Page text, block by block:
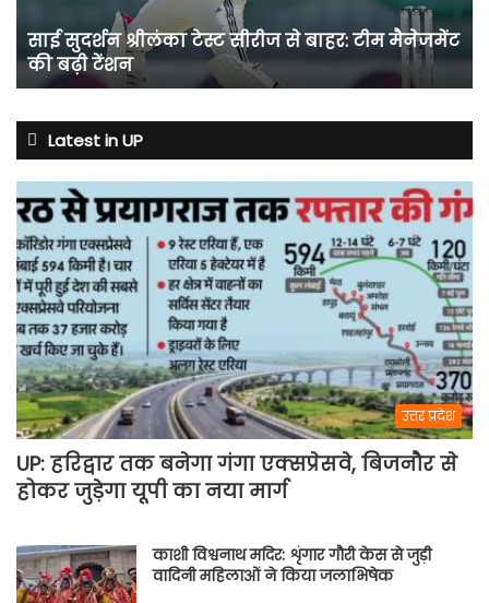
मैनेजमेंट
की
बढ़ी
साई सुदर्शन श्रीलंका टेस्ट सीरीज से बाहर: टीम मैनेजमेंट
की बढ़ी टेंशन
Latest in UP
उत्तर प्रदेश
UP: हरिद्वार तक बनेगा गंगा एक्सप्रेसवे, बिजनौर से
होकर जुड़ेगा यूपी का नया मार्ग
काशी विश्वनाथ मदिर: शृंगार गौरी केस से जुड़ी
वादिनी महिलाओं ने किया जलाभिषेक